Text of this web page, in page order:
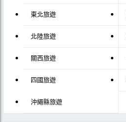
東北旅遊
北陸旅遊
關西旅遊
四國旅遊
沖繩縣旅遊